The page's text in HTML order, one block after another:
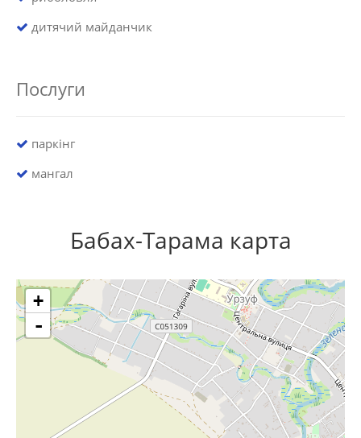
дитячий майданчик
Послуги
паркінг
мангал
Бабах-Тарама карта
+
-